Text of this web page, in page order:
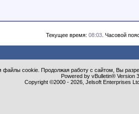
Текущее время: 08:03 . Часовой
cookie. Продолжая работу с сайтом, Вы
Powered by vBulletin® Version
Copyright ©2000 - 2026, Jelsoft Enterprises